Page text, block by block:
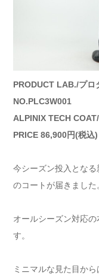
PRODUCT LAB./プロ
NO.PLC3W001
ALPINIX TECH
PRICE 86,900円(税込)
今シーズン投入となる
のコートが届きました
オールシーズン対応の
す。
ミニマルな見た目か